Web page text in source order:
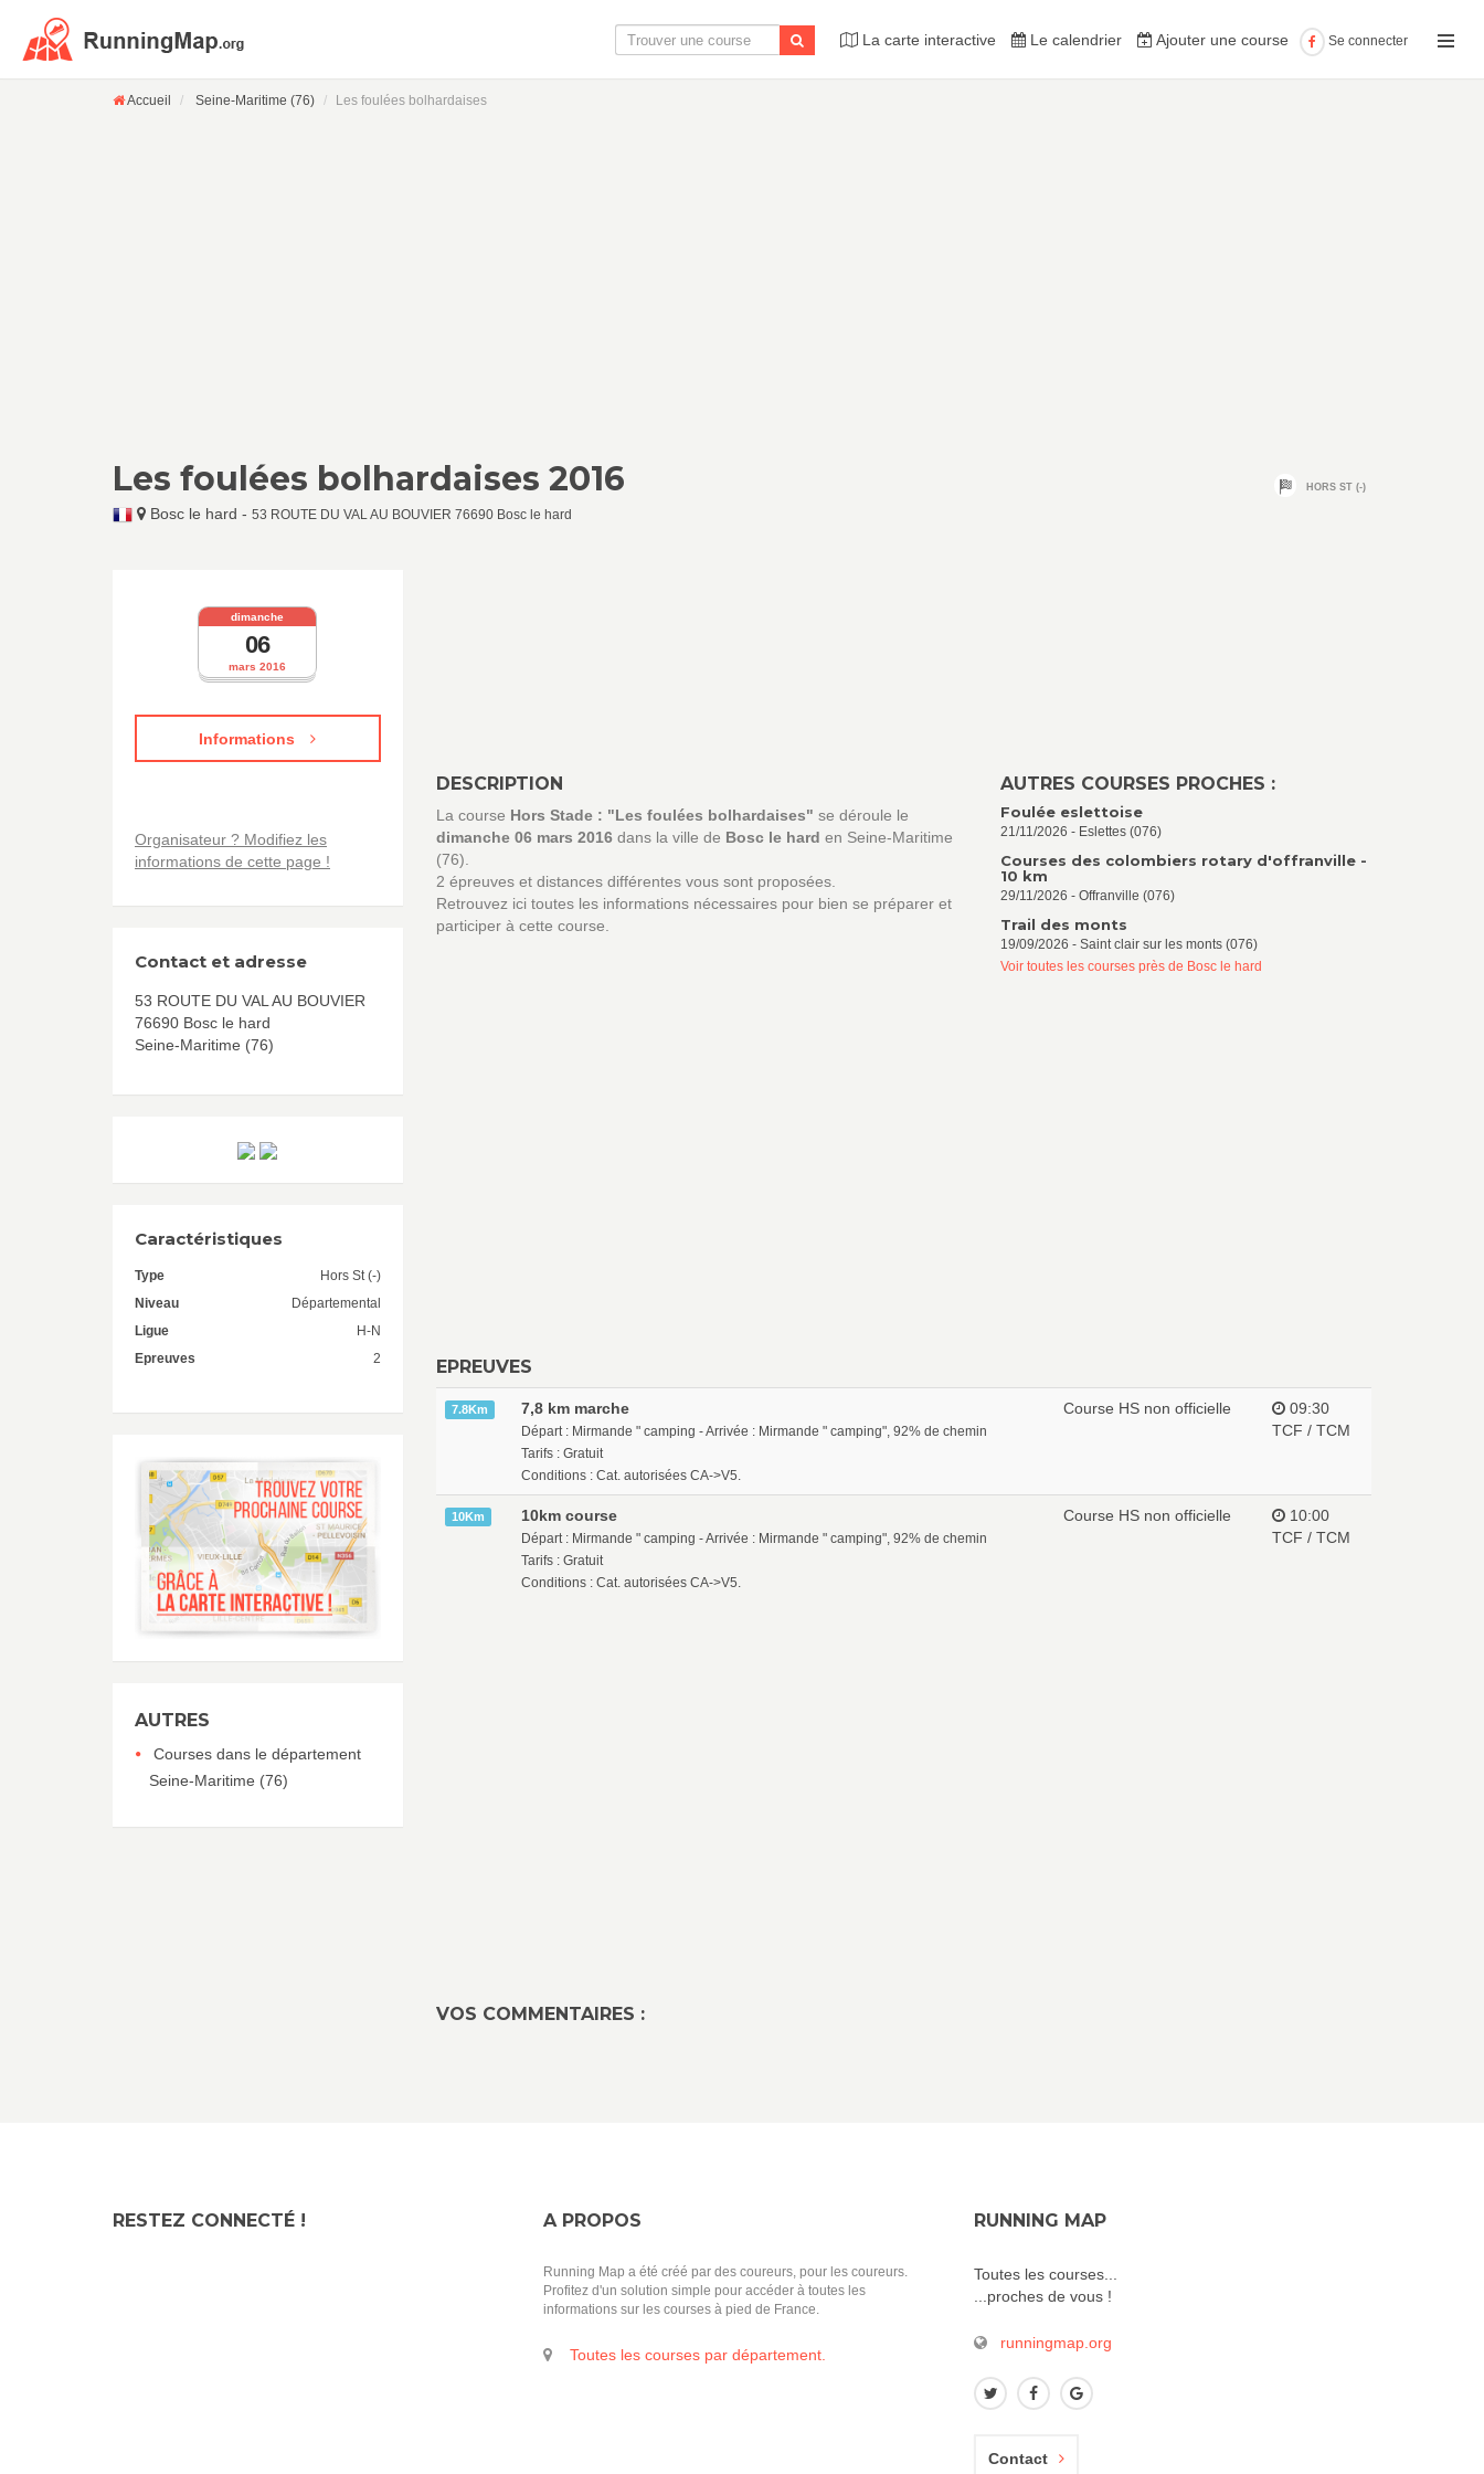
La carte interactive Le calendrier Ajouter une course Se connecter
Accueil Seine-Maritime (76) Les foulées bolhardaises
Les foulées bolhardaises 2016
Bosc le hard - 53 ROUTE DU VAL AU BOUVIER 76690 Bosc le hard
HORS ST (-)
mars 2016
dimanche
06
Informations
Organisateur ? Modifiez les
informations de cette page !
Contact et adresse
53 ROUTE DU VAL AU BOUVIER
76690 Bosc le hard
Seine-Maritime (76)
Caractéristiques
Type
Hors St (-)
Niveau
Départemental
Ligue
H-N
Epreuves
2
AUTRES
Courses dans le département
Seine-Maritime (76)
DESCRIPTION
La course Hors Stade : "Les foulées bolhardaises" se déroule le
dimanche 06 mars 2016dans la ville de Bosc le hard en Seine-Maritime
(76).
2 épreuves et distances différentes vous sont proposées.
Retrouvez ici toutes les informations nécessaires pour bien se préparer et
participer à cette course.
AUTRES COURSES PROCHES :
Foulée eslettoise
21/11/2026 - Eslettes (076)
Courses des colombiers rotary d'offranville -
10 km
29/11/2026 - Offranville (076)
Trail des monts
19/09/2026 - Saint clair sur les monts (076)
Voir toutes les courses près de Bosc le hard
EPREUVES
7.8Km 7,8 km marche
Départ : Mirmande " camping - Arrivée : Mirmande " camping", 92% de chemin
Tarifs : Gratuit
Conditions : Cat. autorisées CA->V5.
Course HS non officielle
09:30
TCF / TCM
10Km 10km course
Départ : Mirmande " camping - Arrivée : Mirmande " camping", 92% de chemin
Tarifs : Gratuit
Conditions : Cat. autorisées CA->V5.
Course HS non officielle
10:00
TCF / TCM
VOS COMMENTAIRES :
RESTEZ CONNECTÉ ! A PROPOS
Running Map a été créé par des coureurs, pour les coureurs.
Profitez d'un solution simple pour accéder à toutes les
informations sur les courses à pied de France.
Toutes les courses par département.
RUNNING MAP
Toutes les courses...
...proches de vous !
runningmap.org
Contact